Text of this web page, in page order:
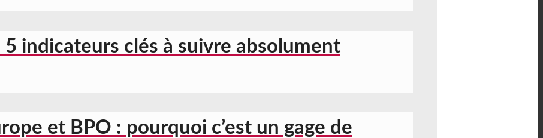
indicateurs clés à suivre absolument
et BPO : pourquoi c’est un gage de